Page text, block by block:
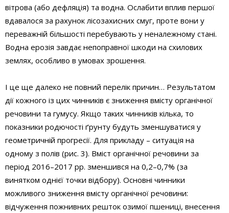
вітрова (або дефляція) та водна. Ослабити вплив першої
вдавалося за рахунок лісозахисних смуг, проте вони у
переважній більшості перебувають у неналежному стані.
Водна ерозія завдає непоправної шкоди на схилових
землях, особливо в умовах зрошення.
І це ще далеко не повний перелік причин… Результатом
дії кожного із цих чинників є зниження вмісту органічної
речовини та гумусу. Якщо таких чинників кілька, то
показники родючості ґрунту будуть зменшуватися у
геометричній прогресії. Для прикладу – ситуація на
одному з полів (рис. 3). Вміст органічної речовини за
період 2016–2017 рр. зменшився на 0,2–0,7% (за
винятком однієї точки відбору). Основні чинники
можливого зниження вмісту органічної речовини:
відчуження пожнивних решток озимої пшениці, внесення